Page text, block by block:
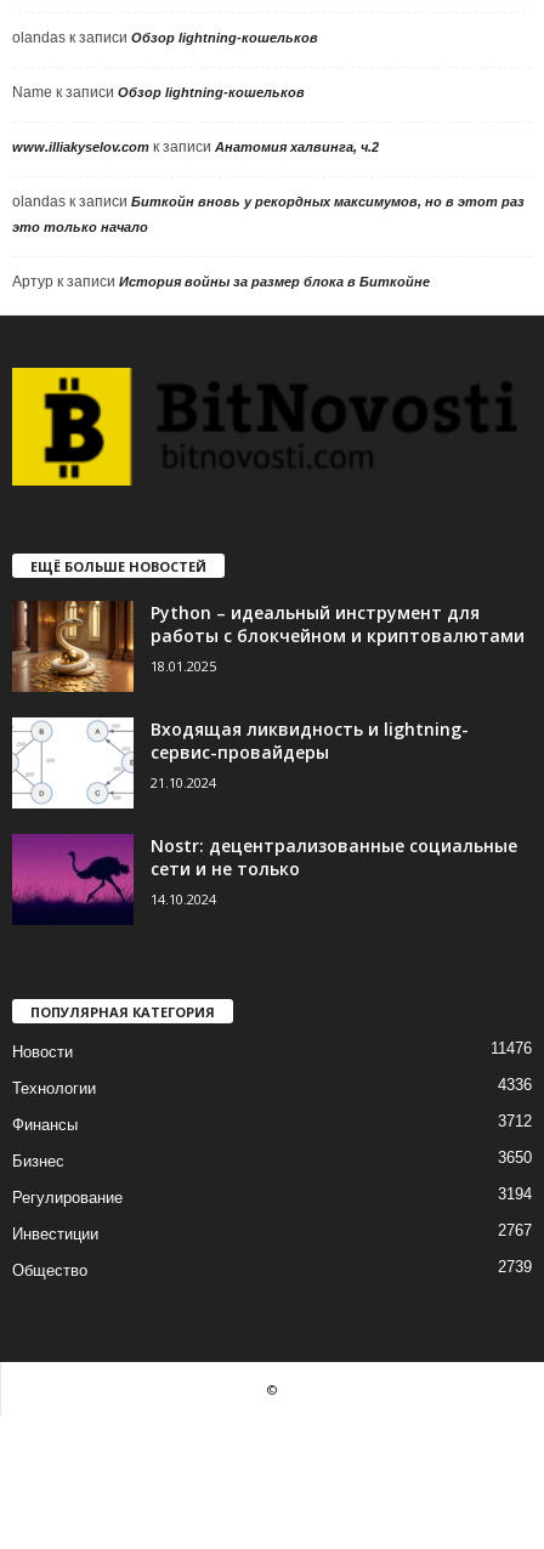
olandas к записи Обзор lightning-кошельков
Name к записи Обзор lightning-кошельков
www.illiakyselov.com к записи Анатомия халвинга, ч.2
olandas к записи Биткойн вновь у рекордных максимумов, но в этот раз
это только начало
Артур к записи История войны за размер блока в Биткойне
ЕЩЁ БОЛЬШЕ НОВОСТЕЙ
Python – идеальный инструмент для
работы с блокчейном и криптовалютами
18.01.2025
Входящая ликвидность и lightning-
сервис-провайдеры
21.10.2024
Nostr: децентрализованные социальные
сети и не только
14.10.2024
ПОПУЛЯРНАЯ КАТЕГОРИЯ
Новости 11476
Технологии 4336
Финансы 3712
Бизнес 3650
Регулирование 3194
Инвестиции 2767
Общество 2739
©